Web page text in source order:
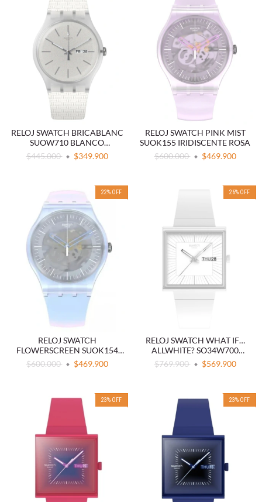
RELOJ SWATCH BRICABLANC
SUOW710 BLANCO
MINIMALISTA
$445.000 $349.900
RELOJ SWATCH PINK MIST
SUOK155 IRIDISCENTE ROSA
$600.000
$469.900
22% OFF
RELOJ SWATCH
FLOWERSCREEN SUOK154
IRIDISCENTE AZUL
$600.000 $469.900
26% OFF
RELOJ SWATCH WHAT IF…
ALLWHITE? SO34W700
BIOCERAMIC BLANCO
$769.900 $569.900
23% OFF 23% OFF